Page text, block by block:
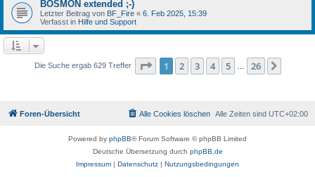
BOSMON extended ;-)
Letzter Beitrag von BF_Fire « 6. Feb 2025, 15:39
Verfasst in Hilfe und Support
Die Suche ergab 629 Treffer Seite 1von 26
1 2 3 4 5 26
Foren-Übersicht Alle Zeiten sind UTC+02:00
Alle Cookies löschen
Powered by phpBB® Forum Software © phpBB Limited
Deutsche Übersetzung durch phpBB.de
Impressum | Datenschutz | Nutzungsbedingungen